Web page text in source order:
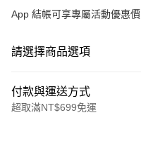
App 結帳可享專屬活動優惠價
請選擇商品選項
付款與運送方式
超取滿NT$699免運